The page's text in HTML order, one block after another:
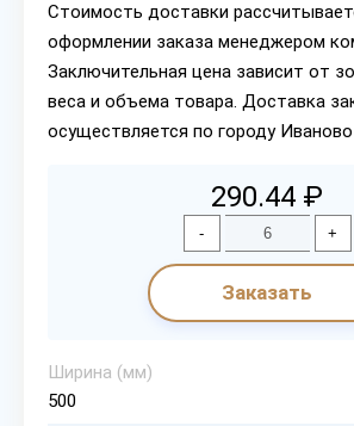
Стоимость доставки
оформлении заказа менеджером
Заключительная цена зависит от
веса и объема товара. Доставка
осуществляется по городу
290.44 ₽
- +
Заказать
Ширина (мм)
500